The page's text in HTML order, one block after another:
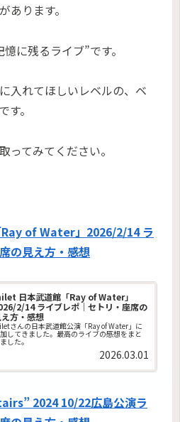
あります。
に残るライブ”です。
入れてほしいレベルの、ベ
。
ってみてください。
of Water」2026/2/14 ラ
の見え方・感想
日本武道館「Ray of Water」
2/14 ライブレポ｜セトリ・座席の
え方・感想
さんの日本武道館公演「Ray of Water」に
してきました。最高のライブの感想をまと
した。
2026.03.01
2024 10/22広島公演ラ